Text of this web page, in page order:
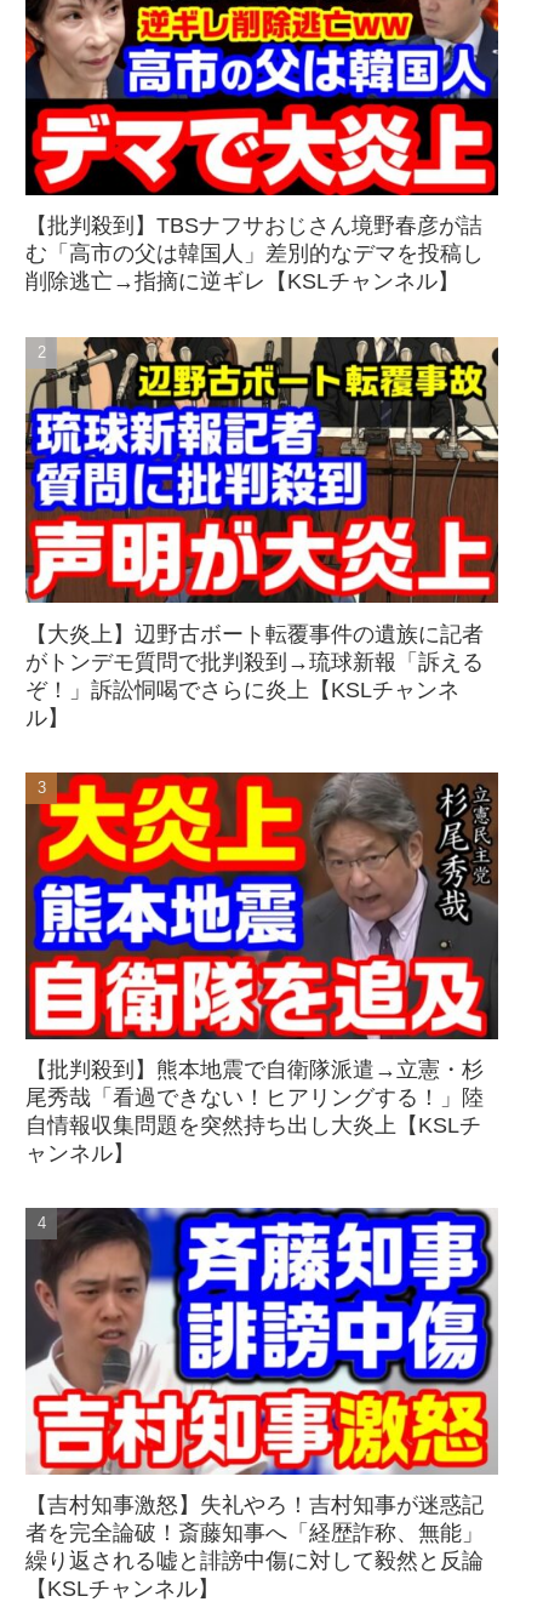
【批判殺到】TBSナフサおじさん境野春彦が詰
む「高市の父は韓国人」差別的なデマを投稿し
削除逃亡→指摘に逆ギレ【KSLチャンネル】
【大炎上】辺野古ボート転覆事件の遺族に記者
がトンデモ質問で批判殺到→琉球新報「訴える
ぞ！」訴訟恫喝でさらに炎上【KSLチャンネ
ル】
【批判殺到】熊本地震で自衛隊派遣→立憲・杉
尾秀哉「看過できない！ヒアリングする！」陸
自情報収集問題を突然持ち出し大炎上【KSLチ
ャンネル】
【吉村知事激怒】失礼やろ！吉村知事が迷惑記
者を完全論破！斎藤知事へ「経歴詐称、無能」
繰り返される嘘と誹謗中傷に対して毅然と反論
【KSLチャンネル】